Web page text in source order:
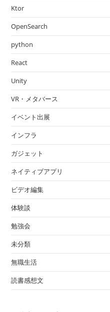
Ktor
OpenSearch
python
React
Unity
VR・メタバース
イベント出展
インフラ
ガジェット
ネイティブアプリ
ビデオ編集
体験談
勉強会
未分類
無職生活
読書感想文